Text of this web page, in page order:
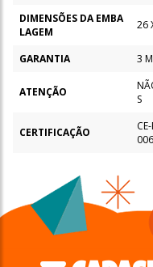
DIMENSÕES DA EMBA
LAGEM
26
GARANTIA 3
ATENÇÃO
S
CERTIFICAÇÃO